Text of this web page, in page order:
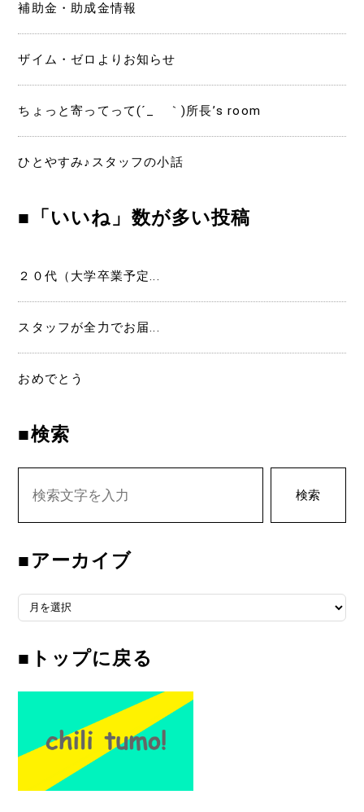
補助金・助成金情報
ザイム・ゼロよりお知らせ
ちょっと寄ってって(´_ゝ｀)所長’s room
ひとやすみ♪スタッフの小話
■「いいね」数が多い投稿
２０代（大学卒業予定...
スタッフが全力でお届...
おめでとう
■検索
検索
■アーカイブ
イ
■トップに戻る